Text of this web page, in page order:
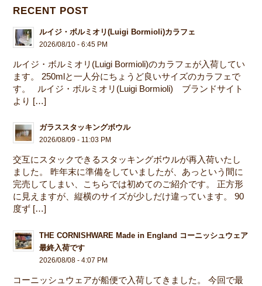
RECENT POST
ルイジ・ボルミオリ(Luigi Bormioli)カラフェ
2026/08/10 - 6:45 PM
ルイジ・ボルミオリ(Luigi Bormioli)のカラフェが入荷してい
ます。 250mlと一人分にちょうど良いサイズのカラフェで
す。 ルイジ・ボルミオリ(Luigi Bormioli) ブランドサイト
より […]
ガラススタッキングボウル
2026/08/09 - 11:03 PM
交互にスタックできるスタッキングボウルが再入荷いたし
ました。 昨年末に準備をしていましたが、あっという間に
完売してしまい、こちらでは初めてのご紹介です。 正方形
に見えますが、縦横のサイズが少しだけ違っています。 90
度ず […]
THE CORNISHWARE Made in England コーニッシュウェア
最終入荷です
2026/08/08 - 4:07 PM
コーニッシュウェアが船便で入荷してきました。 今回で最